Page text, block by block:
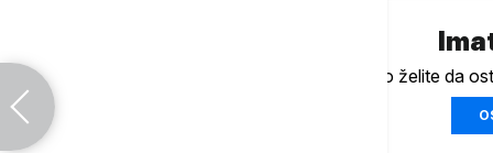
Ukoliko želite da